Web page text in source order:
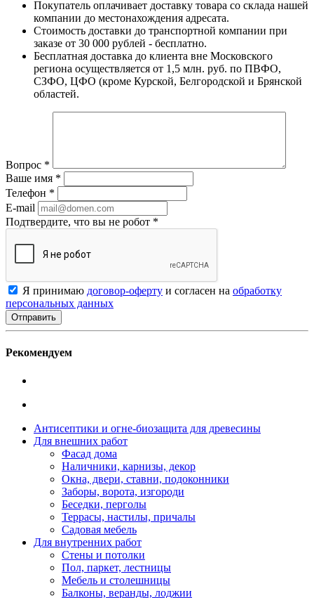
Покупатель оплачивает доставку товара со склада нашей
компании до местонахождения адресата.
Стоимость доставки до транспортной компании при
заказе от 30 000 рублей - бесплатно.
Бесплатная доставка до клиента вне Московского
региона осуществляется от 1,5 млн. руб. по ПВФО,
СЗФО, ЦФО (кроме Курской, Белгородской и Брянской
областей.
Вопрос *
Ваше имя *
Телефон *
E-mail
Подтвердите, что вы не робот *
Я принимаю договор-оферту и согласен на обработку
персональных данных
Рекомендуем
Антисептики и огне-биозащита для древесины
Для внешних работ
Фасад дома
Наличники, карнизы, декор
Окна, двери, ставни, подоконники
Заборы, ворота, изгороди
Беседки, перголы
Террасы, настилы, причалы
Садовая мебель
Для внутренних работ
Стены и потолки
Пол, паркет, лестницы
Мебель и столешницы
Балконы, веранды, лоджии